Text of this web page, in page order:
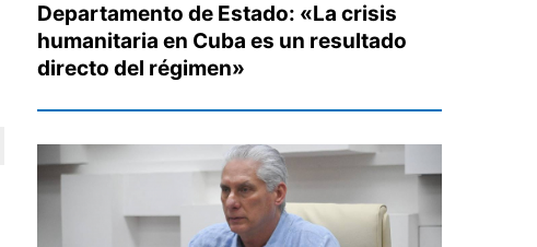
Departamento de Estado: «La crisis
humanitaria en Cuba es un resultado
directo del régimen»